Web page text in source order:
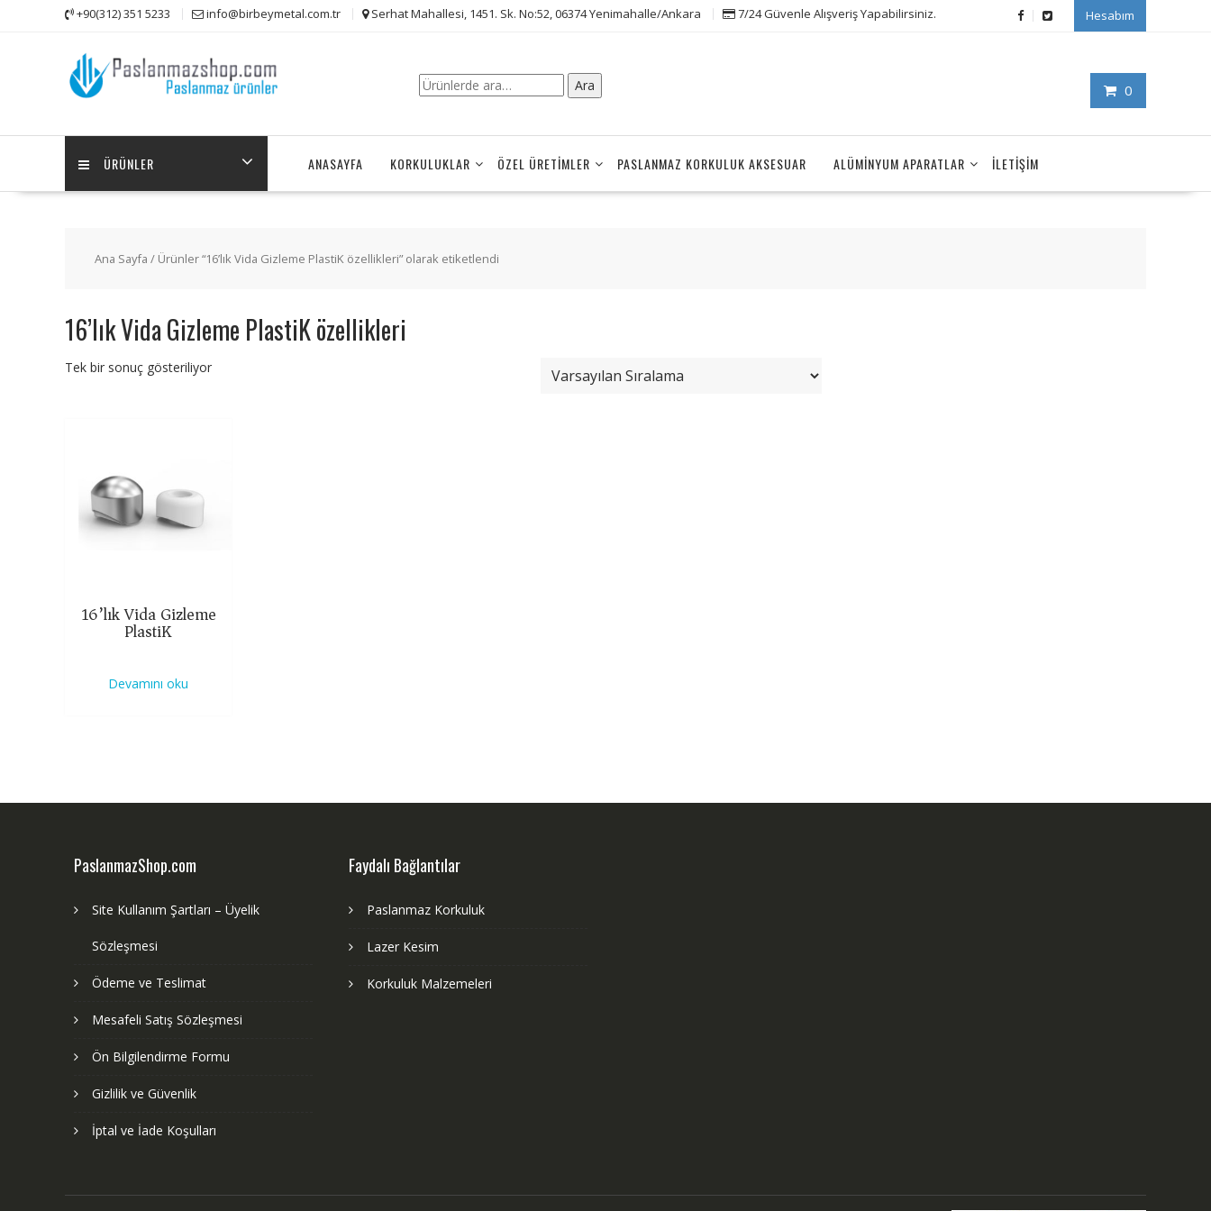
+90(312) 351 5233 info@birbeymetal.com.tr Serhat Mahallesi, 1451. Sk. No:52, 06374 Yenimahalle/Ankara 7/24 Güvenle Alışveriş Yapabilirsiniz. Hesabım
0
Ara: Ara
ÜRÜNLER ANASAYFA KORKULUKLAR ÖZEL ÜRETIMLER PASLANMAZ KORKULUK AKSESUAR ALÜMINYUM APARATLAR İLETIŞIM
Ana Sayfa / Ürünler “16’lık Vida Gizleme PlastiK özellikleri” olarak etiketlendi
16’lık Vida Gizleme PlastiK özellikleri
Tek bir sonuç gösteriliyor
16’lık Vida Gizleme
PlastiK
Devamını oku
PaslanmazShop.com
Site Kullanım Şartları – Üyelik
Sözleşmesi
Ödeme ve Teslimat
Mesafeli Satış Sözleşmesi
Ön Bilgilendirme Formu
Gizlilik ve Güvenlik
İptal ve İade Koşulları
Faydalı Bağlantılar
Paslanmaz Korkuluk
Lazer Kesim
Korkuluk Malzemeleri